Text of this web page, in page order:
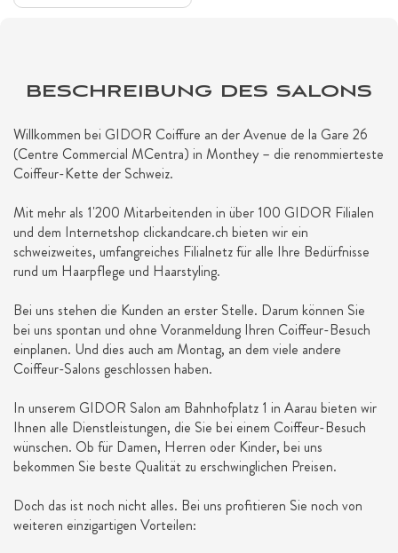
BESCHREIBUNG DES SALONS
Willkommen bei GIDOR Coiffure an der Avenue de la Gare 26
(Centre Commercial MCentra) in Monthey – die renommierteste
Coiffeur-Kette der Schweiz.
Mit mehr als 1'200 Mitarbeitenden in über 100 GIDOR Filialen
und dem Internetshop clickandcare.ch bieten wir ein
schweizweites, umfangreiches Filialnetz für alle Ihre Bedürfnisse
rund um Haarpflege und Haarstyling.
Bei uns stehen die Kunden an erster Stelle. Darum können Sie
bei uns spontan und ohne Voranmeldung Ihren Coiffeur-Besuch
einplanen. Und dies auch am Montag, an dem viele andere
Coiffeur-Salons geschlossen haben.
In unserem GIDOR Salon am Bahnhofplatz 1 in Aarau bieten wir
Ihnen alle Dienstleistungen, die Sie bei einem Coiffeur-Besuch
wünschen. Ob für Damen, Herren oder Kinder, bei uns
bekommen Sie beste Qualität zu erschwinglichen Preisen.
Doch das ist noch nicht alles. Bei uns profitieren Sie noch von
weiteren einzigartigen Vorteilen: